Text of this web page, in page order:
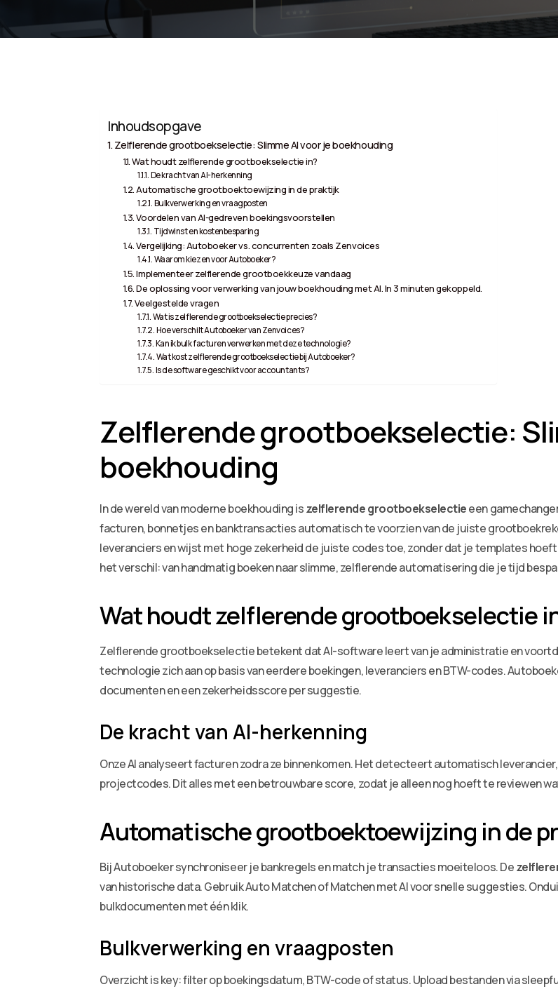
Inhoudsopgave
Zelflerende grootboekselectie: Slimme AI voor je boekhouding
Wat houdt zelflerende grootboekselectie in?
De kracht van AI-herkenning
Automatische grootboektoewijzing in de praktijk
Bulkverwerking en vraagposten
Voordelen van AI-gedreven boekingsvoorstellen
Tijdwinst en kostenbesparing
Vergelijking: Autoboeker vs. concurrenten zoals Zenvoices
Waarom kiezen voor Autoboeker?
Implementeer zelflerende grootboekkeuze vandaag
De oplossing voor verwerking van jouw boekhouding met AI. In 3 minuten gekoppeld.
Veelgestelde vragen
Wat is zelflerende grootboekselectie precies?
Hoe verschilt Autoboeker van Zenvoices?
Kan ik bulk facturen verwerken met deze technologie?
Wat kost zelflerende grootboekselectie bij Autoboeker?
Is de software geschikt voor accountants?
Zelflerende grootboekselectie:
boekhouding
In de wereld van moderne boekhouding iszelflerende grootboekselectieeen
facturen, bonnetjes en banktransacties automatisch te voorzien van de juiste
leveranciers en wijst met hoge zekerheid de juiste codes toe, zonder dat je templates hoeft
het verschil: van handmatig boeken naar slimme, zelflerende automatisering die je tijd
Wat houdt zelflerende grootboekselectie
Zelflerende grootboekselectie betekent dat AI-software leert van je administratie en
technologie zich aan op basis van eerdere boekingen, leveranciers en BTW-codes.
documenten en een zekerheidsscore per suggestie.
De kracht van AI-herkenning
Onze AI analyseert facturen zodra ze binnenkomen. Het detecteert automatisch
projectcodes. Dit alles met een betrouwbare score, zodat je alleen nog hoeft te reviewen
Automatische grootboektoewijzing in de
Bij Autoboeker synchroniseer je bankregels en match je transacties moeiteloos. De
van historische data. Gebruik Auto Matchen of Matchen met AI voor snelle suggesties.
bulkdocumenten met één klik.
Bulkverwerking en vraagposten
Overzicht is key: filter op boekingsdatum, BTW-code of status. Upload bestanden via